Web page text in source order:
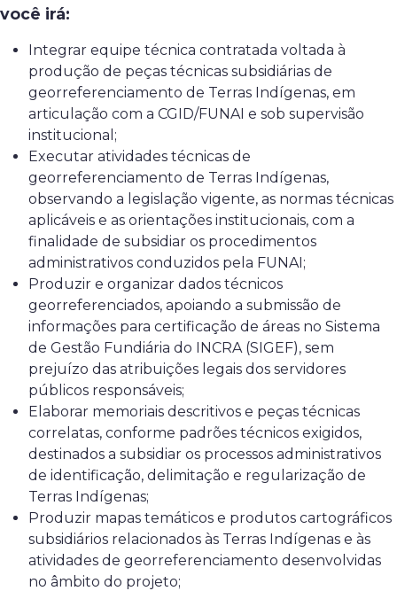
você irá:
Integrar equipe técnica contratada voltada à
produção de peças técnicas subsidiárias de
georreferenciamento de Terras Indígenas, em
articulação com a CGID/FUNAI e sob supervisão
institucional;
Executar atividades técnicas de
georreferenciamento de Terras Indígenas,
observando a legislação vigente, as normas técnicas
aplicáveis e as orientações institucionais, com a
finalidade de subsidiar os procedimentos
administrativos conduzidos pela FUNAI;
Produzir e organizar dados técnicos
georreferenciados, apoiando a submissão de
informações para certificação de áreas no Sistema
de Gestão Fundiária do INCRA (SIGEF), sem
prejuízo das atribuições legais dos servidores
públicos responsáveis;
Elaborar memoriais descritivos e peças técnicas
correlatas, conforme padrões técnicos exigidos,
destinados a subsidiar os processos administrativos
de identificação, delimitação e regularização de
Terras Indígenas;
Produzir mapas temáticos e produtos cartográficos
subsidiários relacionados às Terras Indígenas e às
atividades de georreferenciamento desenvolvidas
no âmbito do projeto;